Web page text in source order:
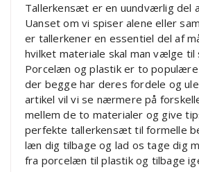
Tallerkensæt er en uundværlig del
Uanset om vi spiser alene eller
er tallerkener en essentiel del af
hvilket materiale skal man vælge
Porcelæn og plastik er to populære
der begge har deres fordele og
artikel vil vi se nærmere på
mellem de to materialer og give
perfekte tallerkensæt til formelle
læn dig tilbage og lad os tage dig
fra porcelæn til plastik og tilbage